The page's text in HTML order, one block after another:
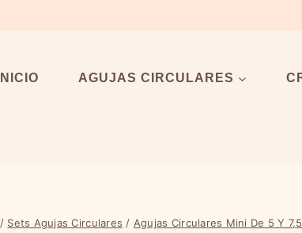
INICIO AGUJAS CIRCULARES
/ Sets Agujas Circulares / Agujas Circulares Mini De 5 Y